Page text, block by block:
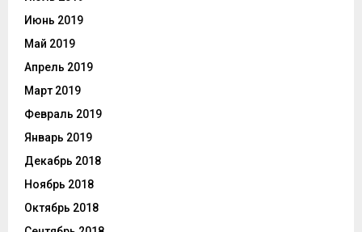
Июнь 2019
Май 2019
Апрель 2019
Март 2019
Февраль 2019
Январь 2019
Декабрь 2018
Ноябрь 2018
Октябрь 2018